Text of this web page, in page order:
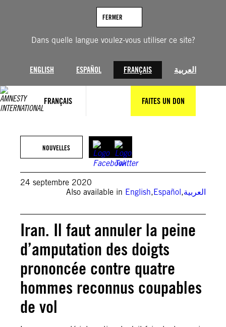
Dans quelle langue voulez-vous utiliser ce site?
ENGLISH ESPAÑOL FRANÇAIS العربية
FERMER
FRANÇAIS FAITES UN DON
NOUVELLES
24 septembre 2020
Also available in English,Español,العربية
Iran. Il faut annuler la peine
d’amputation des doigts
prononcée contre quatre
hommes reconnus coupables
de vol